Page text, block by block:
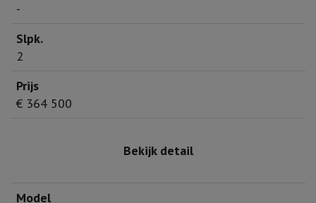
-
2
€ 364 500
Bekijk detail